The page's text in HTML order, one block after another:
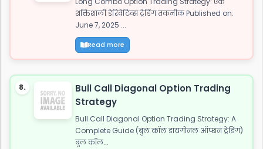
शक्तिशाली डेरिवेटिव्स ट्रेडिंग तकनीक Published on:
June 7, 2025 ...
Read more
8.
Bull Call Diagonal Option Trading
Strategy
Bull Call Diagonal Option Trading Strategy: A
Complete Guide (बुल कॉल डायगोनल ऑप्शन ट्रेडिंग)
बुल कॉल...